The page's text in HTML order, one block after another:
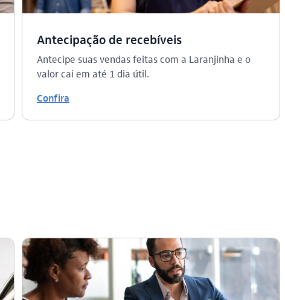
Antecipação de recebíveis
Antecipe suas vendas feitas com a Laranjinha e o
valor cai em até 1 dia útil.
Confira